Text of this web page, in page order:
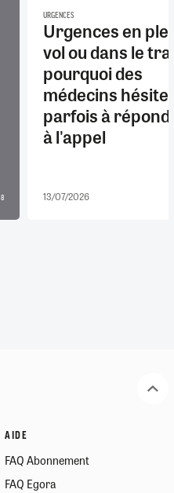
8
URGENCES
Urgences en
vol ou dans le
pourquoi des
médecins
parfois à
à l'appel
13/07/2026
AIDE
FAQ Abonnement
FAQ Egora